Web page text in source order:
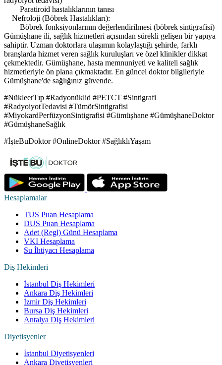
Paratiroid hastalıklarının tanısı
Nefroloji (Böbrek Hastalıkları):
Böbrek fonksiyonlarının değerlendirilmesi (böbrek sintigrafisi)
Gümüşhane ili, sağlık hizmetleri açısından sürekli gelişen bir yapıya
sahiptir. Uzman doktorlara ulaşımın kolaylaştığı şehirde, farklı
branşlarda hizmet veren sağlık kuruluşları ve özel klinikler dikkat
çekmektedir. Gümüşhane, hasta memnuniyeti ve kaliteli sağlık
hizmetleriyle ön plana çıkmaktadır. En güncel doktor bilgileriyle
Gümüşhane'de sağlığınız güvende.
#NükleerTıp #Radyonüklid #PETCT #Sintigrafi
#RadyoiyotTedavisi #TümörSintigrafisi
#MiyokardPerfüzyonSintigrafisi #Gümüşhane #GümüşhaneDoktor
#GümüşhaneSağlık
#İşteBuDoktor #OnlineDoktor #SağlıklıYaşam
Hesaplamalar
TUS Puan Hesaplama
DUS Puan Hesaplama
Adet (Regl) Günü Hesaplama
VKI Hesaplama
Su İhtiyacı Hesaplama
Diş Hekimleri
İstanbul Diş Hekimleri
Ankara Diş Hekimleri
İzmir Diş Hekimleri
Bursa Diş Hekimleri
Antalya Diş Hekimleri
Diyetisyenler
İstanbul Diyetisyenleri
Ankara Diyetisyenleri